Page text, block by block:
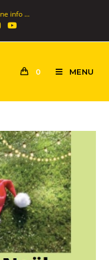
info ...
0 MENU